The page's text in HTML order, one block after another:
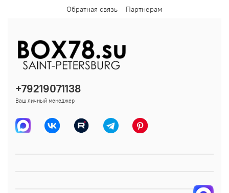
Обратная связь
Партнерам
+79219071138
Ваш личный менеджер